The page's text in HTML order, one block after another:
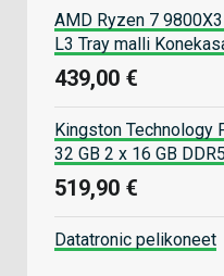
AMD Ryzen 7
L3 Tray malli
439,00 €
Kingston Technology
32 GB 2 x 16 GB DDR5
519,90 €
Datatronic pelikoneet